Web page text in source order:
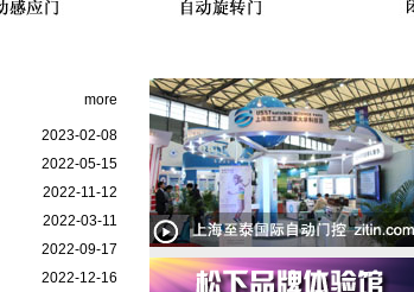
more
2023-02-08
2022-05-15
2022-11-12
2022-03-11
2022-09-17
2022-12-16